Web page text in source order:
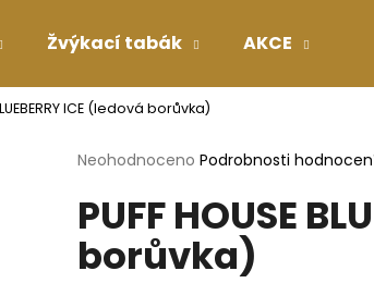
Žvýkací tabák AKCE
ICE (ledová borůvka)
Průměrné
produktu
je
0,0
Neohodnoceno Podrobnosti
PUFF HOUSE
borůvka)
najít?
HLEDAT